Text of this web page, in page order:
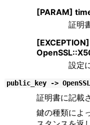
[PARAM]
証明
[EXCEPTION]
設定
public_key ->
証明書に記載
鍵の種類によ